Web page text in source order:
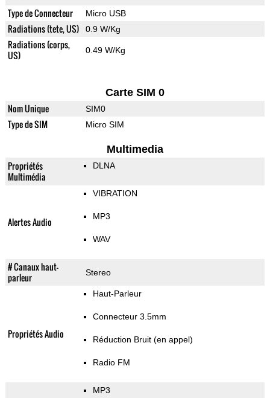
Type de Connecteur Micro USB
Radiations (tete, US) 0.9 W/Kg
Radiations (corps,
US)
0.49 W/Kg
Carte SIM 0
Nom Unique SIM0
Type de SIM Micro SIM
Multimedia
Propriétés
Multimédia
DLNA
Alertes Audio
VIBRATION
MP3
WAV
# Canaux haut-
parleur
Stereo
Propriétés Audio
Haut-Parleur
Connecteur 3.5mm
Réduction Bruit (en appel)
Radio FM
MP3